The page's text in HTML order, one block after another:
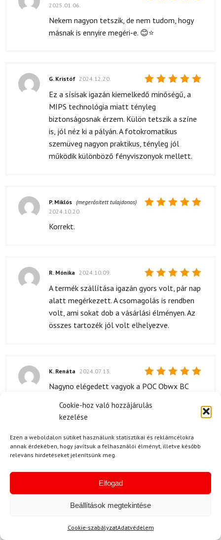
Cookie-hoz való hozzájárulás
kezelése
Ezen a weboldalon sütiket használunk statisztikai és reklámcélokra
annak érdekében, hogy javítsuk a felhasználói élményt, illetve később
releváns hirdetéseket jelenítsünk meg.
Elfogad
Beállítások megtekintése
Cookie-szabályzatAdatvédelem
5 / 5
2025.01.06.
Nekem nagyon tetszik, de nem tudom, hogy
másnak is ennyire megéri-e. 😊⭐
Értékelés:
5
/ 5
G. Kristóf 2024.12.20.
Ez a sísisak igazán kiemelkedő minőségű, a
MIPS technológia miatt tényleg
biztonságosnak érzem. Külön tetszik a színe
is, jól néz ki a pályán. A fotokromatikus
szemüveg nagyon praktikus, tényleg jól
működik különböző fényviszonyok mellett.
P. Miklós (megerősített tulajdonos)
2024.10.20.
Korrekt.
Értékelés:
5
R. Mónika 2024.10.09.
A termék szállítása igazán gyors volt, pár nap
alatt megérkezett. A csomagolás is rendben
volt, ami sokat dob a vásárlási élményen. Az
összes tartozék jól volt elhelyezve.
Értékelés:
K. Renáta 2024.07.13.
Nagyno elégedett vagyok a POC Obwx BC
illeszkedik a fejemre. A fotokromatikus
fényviszonyokhoz.
Értékelés:
5
2024.05.06.
A csomagolás igényes, idbően megérkezett.
Szeretek vásárolni ilyen jól megolddott